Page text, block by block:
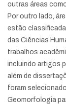
outras áreas
Por outro lado,
estão
das Ciências
trabalhos
incluindo artigos
além de
foram
Geomorfologia